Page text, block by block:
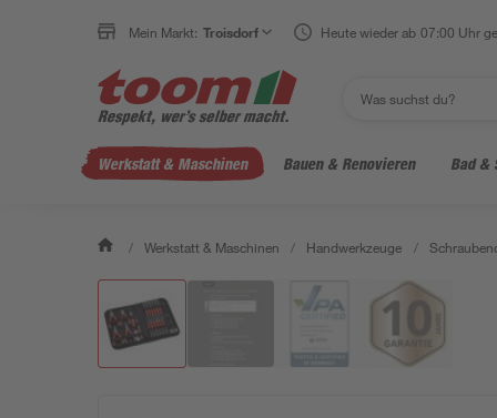
Mein Markt: Troisdorf Heute wieder ab 07:00 Uhr
Werkstatt & Maschinen Bauen & Renovieren Bad &
/ Werkstatt & Maschinen / Handwerkzeuge /